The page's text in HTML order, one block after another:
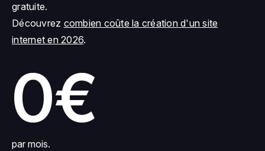
gratuite.
Découvrez combien coûte la création d'un site
internet en 2026.
0€
par mois.